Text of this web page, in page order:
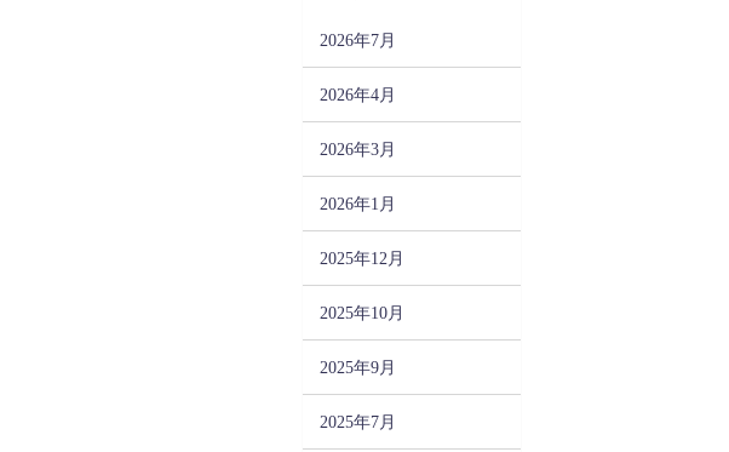
2026年7月
2026年4月
2026年3月
2026年1月
2025年12月
2025年10月
2025年9月
2025年7月